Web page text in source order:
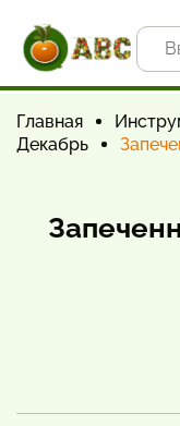
Главная
Декабрь